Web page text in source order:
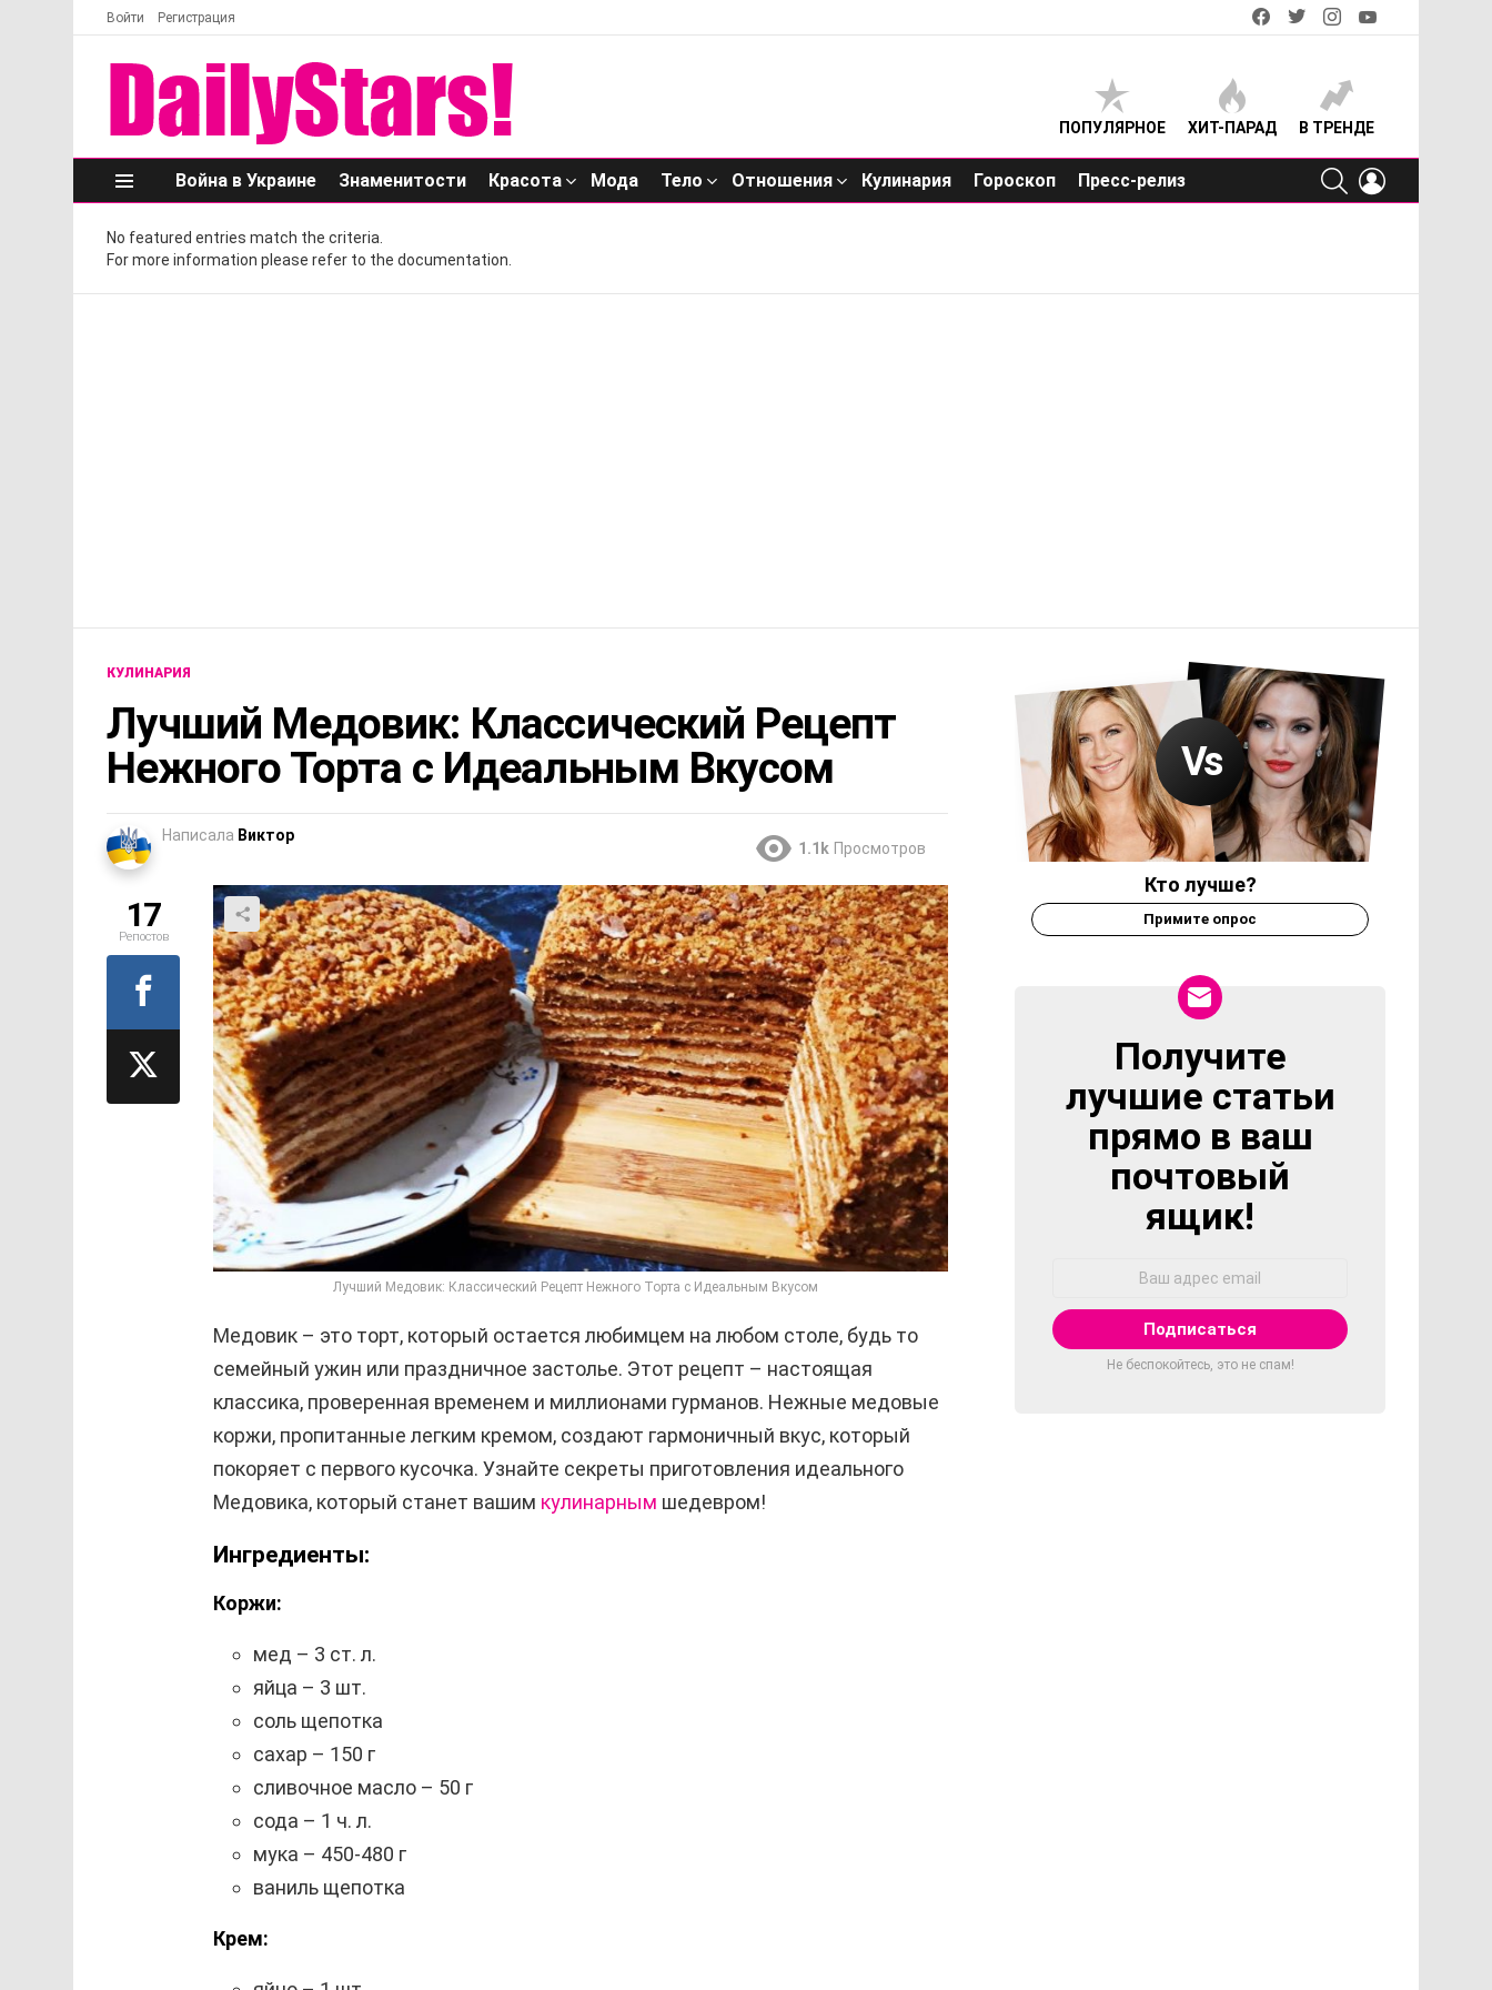
Войти Регистрация
facebooktwitterinstagram
ПОПУЛЯРНОЕ ХИТ-ПАРАД В ТРЕНДЕ
Меню
Война в Украине Знаменитости Красота Мода Тело Отношения Кулинария Гороскоп Пресс-релиз
SEARCH
No featured entries match the criteria.
For more information please refer to the documentation.
КУЛИНАРИЯ
Лучший Медовик: Классический Рецепт
Нежного Торта с Идеальным Вкусом
Написала Виктор
1.1k Просмотров
Лучший Медовик: Классический Рецепт Нежного Торта с Идеальным Вкусом
Медовик – это торт, который остается любимцем на любом столе, будь то
семейный ужин или праздничное застолье. Этот рецепт – настоящая
классика, проверенная временем и миллионами гурманов. Нежные медовые
коржи, пропитанные легким кремом, создают гармоничный вкус, который
покоряет с первого кусочка. Узнайте секреты приготовления идеального
Медовика, который станет вашим кулинарным шедевром!
Ингредиенты:
Коржи:
мед – 3 ст. л.
яйца – 3 шт.
соль щепотка
сахар – 150 г
сливочное масло – 50 г
сода – 1 ч. л.
мука – 450-480 г
ваниль щепотка
Крем:
17
Репостов
Кто лучше?
Примите опрос
NEWSLETTER
Получите
лучшие статьи
прямо в ваш
почтовый
ящик!
Не беспокойтесь, это не спам!